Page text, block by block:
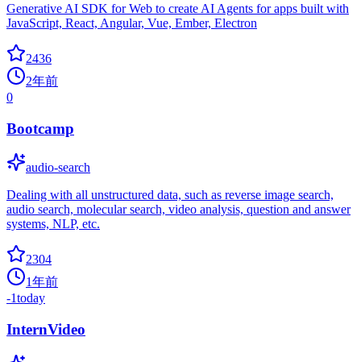
Generative AI SDK for Web to create AI Agents for apps built with
JavaScript, React, Angular, Vue, Ember, Electron
2436
2年前
0
Bootcamp
audio-search
Dealing with all unstructured data, such as reverse image search,
audio search, molecular search, video analysis, question and answer
systems, NLP, etc.
2304
1年前
-1today
InternVideo